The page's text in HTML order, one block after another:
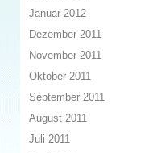
Januar 2012
Dezember 2011
November 2011
Oktober 2011
September 2011
August 2011
Juli 2011